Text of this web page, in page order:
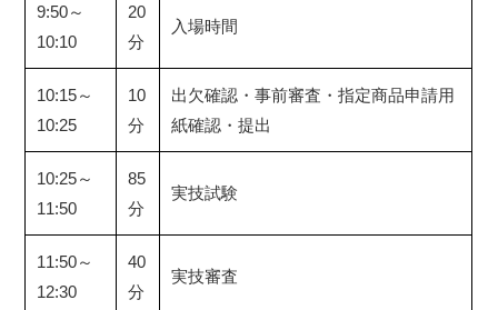
9:50～
10:10
20
分
入場時間
10:15～
10:25
10
分
出欠確認・事前審査・指定商品申請用
紙確認・提出
10:25～
11:50
85
分
実技試験
11:50～
12:30
40
分
実技審査